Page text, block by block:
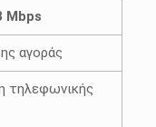
Mbps
αγοράς
τηλεφωνικής